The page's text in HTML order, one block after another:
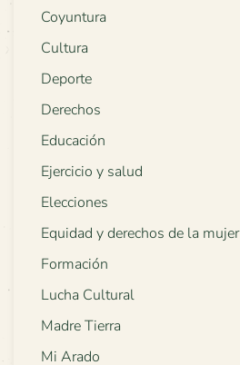
Coyuntura
Cultura
Deporte
Derechos
Educación
Ejercicio y salud
Elecciones
Equidad y derechos de la mujer
Formación
Lucha Cultural
Madre Tierra
Mi Arado